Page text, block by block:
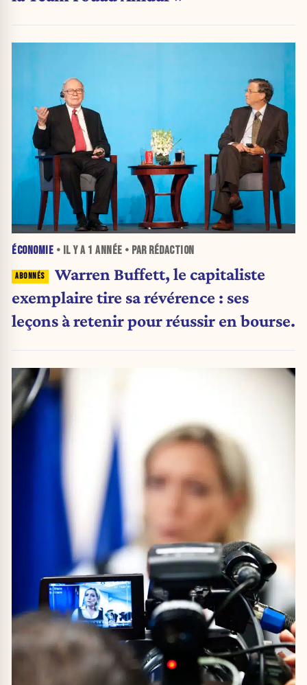
ÉCONOMIE • IL Y A 1 ANNÉE • PAR RÉDACTION
Warren Buffett, le capitaliste
exemplaire tire sa révérence : ses
leçons à retenir pour réussir en bourse.